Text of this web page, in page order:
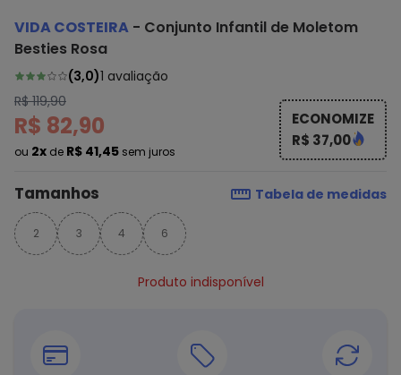
VIDA COSTEIRA - Conjunto Infantil de Moletom
Besties Rosa
(3,0)1 avaliação
R$ 119,90
R$ 82,90
ou 2x de R$ 41,45 sem juros
ECONOMIZE
R$ 37,00
Tamanhos Tabela de medidas
2 3 4 6
Produto indisponível